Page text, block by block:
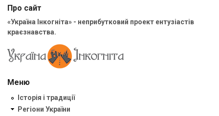
Про сайт
«Україна Інкогніта» - неприбутковий проект ентузіастів
краєзнавства.
Меню
Історія і традиції
Регіони України